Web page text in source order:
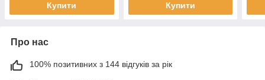
Купити Купити
Про нас
100% позитивних з 144 відгуків за рік